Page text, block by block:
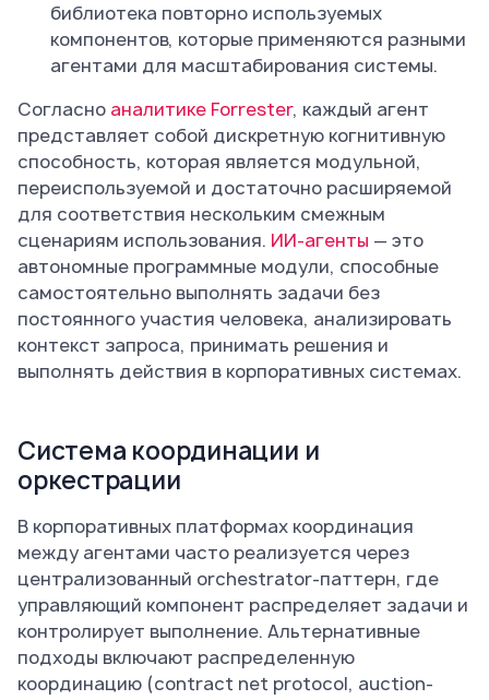
библиотека повторно используемых
компонентов, которые применяются разными
агентами для масштабирования системы.
Согласно аналитике Forrester, каждый агент
представляет собой дискретную когнитивную
способность, которая является модульной,
переиспользуемой и достаточно расширяемой
для соответствия нескольким смежным
сценариям использования. ИИ-агенты — это
автономные программные модули, способные
самостоятельно выполнять задачи без
постоянного участия человека, анализировать
контекст запроса, принимать решения и
выполнять действия в корпоративных системах.
Система координации и
оркестрации
В корпоративных платформах координация
между агентами часто реализуется через
централизованный orchestrator-паттерн, где
управляющий компонент распределяет задачи и
контролирует выполнение. Альтернативные
подходы включают распределенную
координацию (contract net protocol, auction-